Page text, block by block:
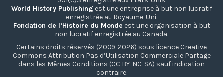
World History Publishing est une entreprise à but non lucratif
enregistrée au Royaume-Uni.
Fondation de l’Histoire du Monde est une organisation à but
non lucratif enregistrée au Canada.
Certains droits réservés (2009-2026) sous licence Creative
Commons Attribution Pas d’Utilisation Commerciale Partage
dans les Mêmes Conditions (CC BY-NC-SA) sauf indication
contraire.